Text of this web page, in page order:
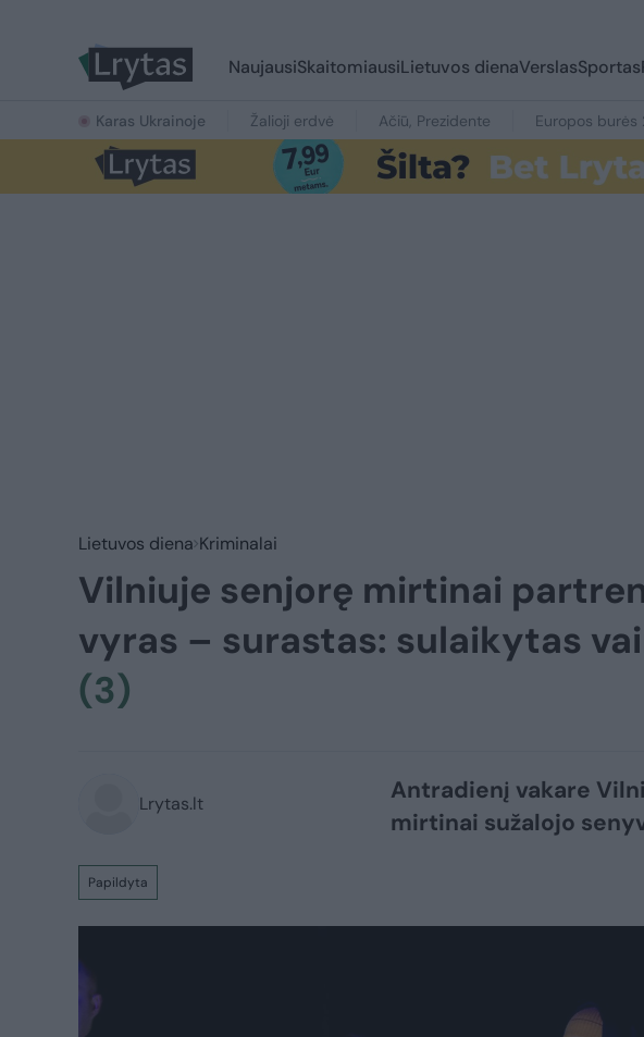
NaujausiSkaitomiausiLietuvos dienaVerslasSportas
Karas Ukrainoje Žalioji erdvė Ačiū, Prezidente Europos burės
Lietuvos diena Kriminalai
Vilniuje senjorę mirtinai
vyras – surastas: sulaikytas
(3)
Lrytas.lt
Papildyta
Antradienį vakare
mirtinai sužalojo